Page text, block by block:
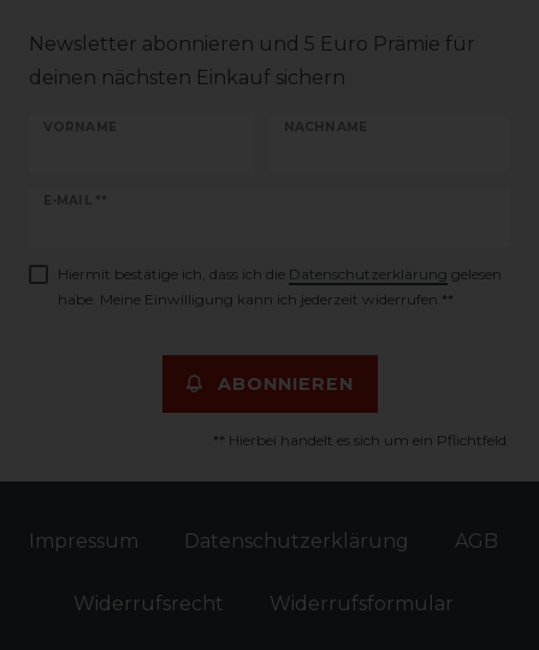
Newsletter abonnieren und 5 Euro Prämie für
deinen nächsten Einkauf sichern
VORNAME NACHNAME
E-MAIL **
Newsletter
Hiermit bestätige ich, dass ich die Daten­schutz­erklärung gelesen
habe. Meine Einwilligung kann ich jederzeit widerrufen.**
ABONNIEREN
** Hierbei handelt es sich um ein Pflichtfeld.
Impressum Daten­schutz­erklärung AGB
Widerrufs­recht Widerrufs­formular